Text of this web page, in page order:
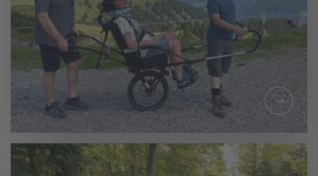
WANDERUNG ZUR
BERGHÜTTE
LAUTERBAD